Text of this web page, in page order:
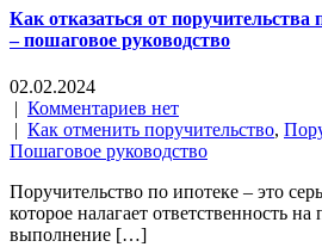
Как отказаться от поручительства
– пошаговое руководство
02.02.2024
| Комментариев нет
| Как отменить поручительство,
Пошаговое руководство
Поручительство по ипотеке – это
которое налагает ответственность на
выполнение […]